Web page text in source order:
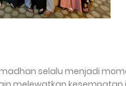
selalu menjadi